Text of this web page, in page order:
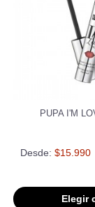
PUPA I'M
Desde: $15.990
Elegir